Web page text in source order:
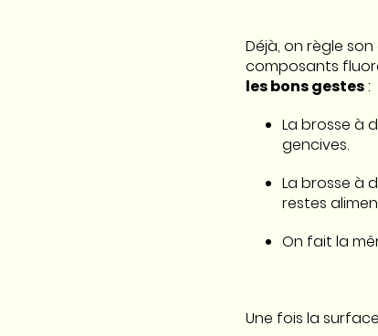
Déjà, on règle
composants
les bons gestes:
La brosse à
gencives.
La brosse à
restes
On fait la
Une fois la